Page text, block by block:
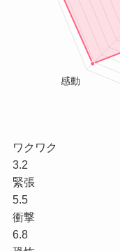
ワクワク
3.2
緊張
5.5
衝撃
6.8